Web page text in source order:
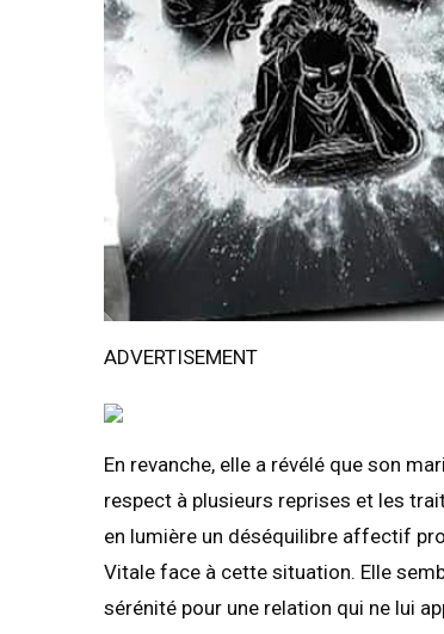
ADVERTISEMENT
En revanche, elle a révélé que son
respect à plusieurs reprises et les
en lumière un déséquilibre affectif
Vitale face à cette situation. Elle
sérénité pour une relation qui ne lui